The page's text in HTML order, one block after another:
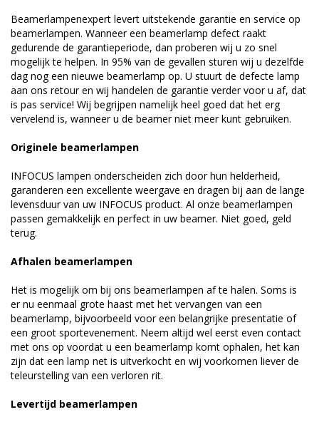
Beamerlampenexpert levert uitstekende garantie en service op
beamerlampen. Wanneer een beamerlamp defect raakt
gedurende de garantieperiode, dan proberen wij u zo snel
mogelijk te helpen. In 95% van de gevallen sturen wij u dezelfde
dag nog een nieuwe beamerlamp op. U stuurt de defecte lamp
aan ons retour en wij handelen de garantie verder voor u af, dat
is pas service! Wij begrijpen namelijk heel goed dat het erg
vervelend is, wanneer u de beamer niet meer kunt gebruiken.
Originele beamerlampen
INFOCUS lampen onderscheiden zich door hun helderheid,
garanderen een excellente weergave en dragen bij aan de lange
levensduur van uw INFOCUS product. Al onze beamerlampen
passen gemakkelijk en perfect in uw beamer. Niet goed, geld
terug.
Afhalen beamerlampen
Het is mogelijk om bij ons beamerlampen af te halen. Soms is
er nu eenmaal grote haast met het vervangen van een
beamerlamp, bijvoorbeeld voor een belangrijke presentatie of
een groot sportevenement. Neem altijd wel eerst even contact
met ons op voordat u een beamerlamp komt ophalen, het kan
zijn dat een lamp net is uitverkocht en wij voorkomen liever de
teleurstelling van een verloren rit.
Levertijd beamerlampen